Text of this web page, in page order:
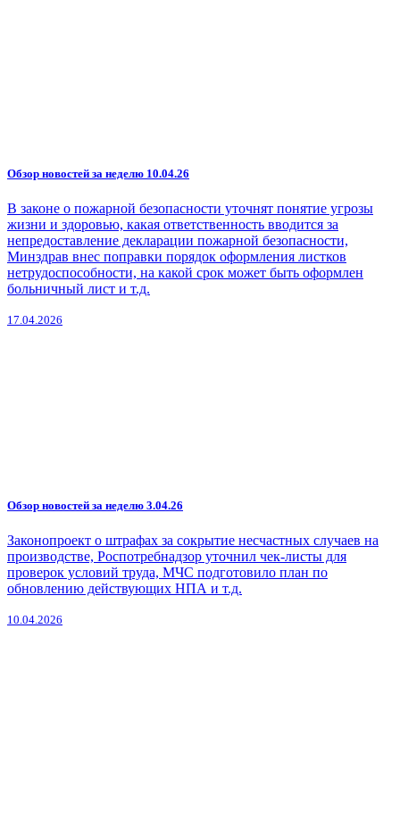
Обзор новостей за неделю 10.04.26
В законе о пожарной безопасности уточнят понятие угрозы
жизни и здоровью, какая ответственность вводится за
непредоставление декларации пожарной безопасности,
Минздрав внес поправки порядок оформления листков
нетрудоспособности, на какой срок может быть оформлен
больничный лист и т.д.
17.04.2026
Обзор новостей за неделю 3.04.26
Законопроект о штрафах за сокрытие несчастных случаев на
производстве, Роспотребнадзор уточнил чек-листы для
проверок условий труда, МЧС подготовило план по
обновлению действующих НПА и т.д.
10.04.2026